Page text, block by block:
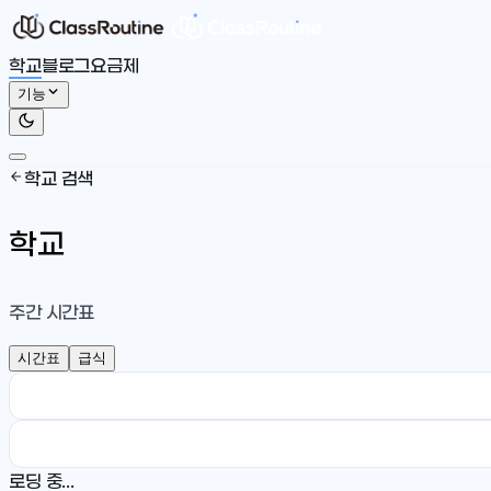
학교블로그요금제
기능
학교 검색
학교
주간 시간표
시간표 급식
로딩 중...